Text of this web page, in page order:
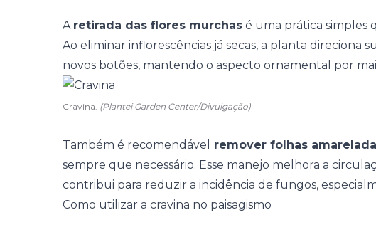
A retirada das flores murchas é uma prática simples
Ao eliminar inflorescências já secas, a planta direciona
novos botões, mantendo o aspecto ornamental por
Cravina. (Plantei Garden Center/Divulgação)
Também é recomendável
remover folhas
sempre que necessário. Esse manejo melhora a
contribui para reduzir a incidência de fungos,
Como utilizar a cravina no paisagismo